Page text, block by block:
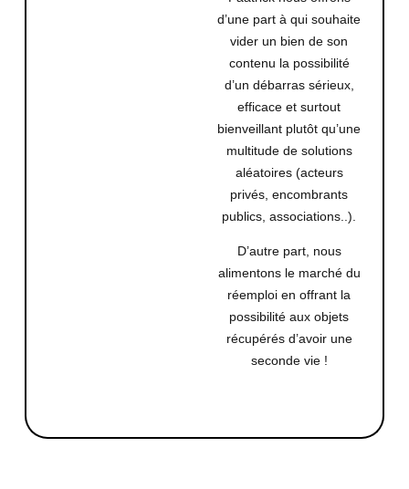
d’une part à qui souhaite
vider un bien de son
contenu la possibilité
d’un débarras sérieux,
efficace et surtout
bienveillant plutôt qu’une
multitude de solutions
aléatoires (acteurs
privés, encombrants
publics, associations..).
D’autre part, nous
alimentons le marché du
réemploi en offrant la
possibilité aux objets
récupérés d’avoir une
seconde vie !